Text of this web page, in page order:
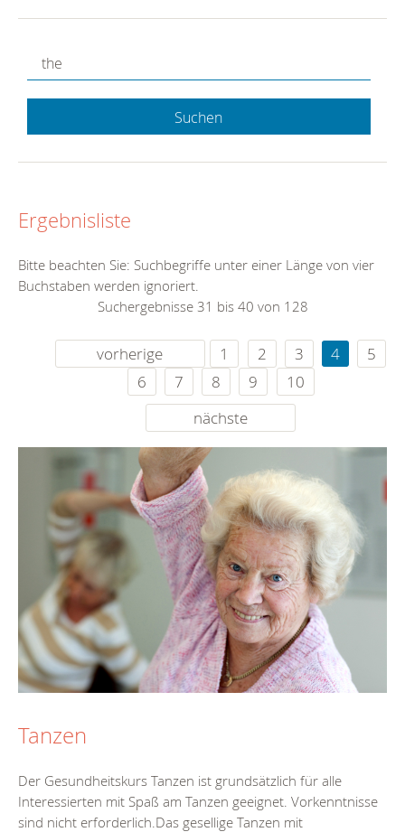
Suchen
Ergebnisliste
Bitte beachten Sie: Suchbegriffe unter einer Länge von vier
Buchstaben werden ignoriert.
Suchergebnisse 31 bis 40 von 128
vorherige 1 2 3 4
5
6
7 8 9
10
nächste
Tanzen
Der Gesundheitskurs Tanzen ist grundsätzlich für alle
Interessierten mit Spaß am Tanzen geeignet. Vorkenntnisse
sind nicht erforderlich.Das gesellige Tanzen mit